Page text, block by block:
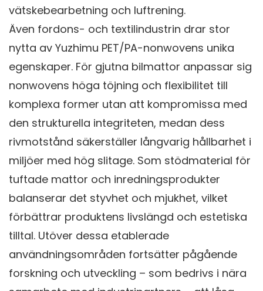
vätskebearbetning och luftrening.
Även fordons- och textilindustrin drar stor
nytta av Yuzhimu PET/PA-nonwovens unika
egenskaper. För gjutna bilmattor anpassar sig
nonwovens höga töjning och flexibilitet till
komplexa former utan att kompromissa med
den strukturella integriteten, medan dess
rivmotstånd säkerställer långvarig hållbarhet i
miljöer med hög slitage. Som stödmaterial för
tuftade mattor och inredningsprodukter
balanserar det styvhet och mjukhet, vilket
förbättrar produktens livslängd och estetiska
tilltal. Utöver dessa etablerade
användningsområden fortsätter pågående
forskning och utveckling – som bedrivs i nära